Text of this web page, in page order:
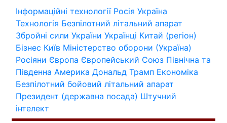
Інформаційні технології Росія Україна
Технологія Безпілотний літальний апарат
Збройні сили України Українці Китай (регіон)
Бізнес Київ Міністерство оборони (Україна)
Росіяни Європа Європейський Союз Північна та
Південна Америка Дональд Трамп Економіка
Безпілотний бойовий літальний апарат
Президент (державна посада) Штучний
інтелект